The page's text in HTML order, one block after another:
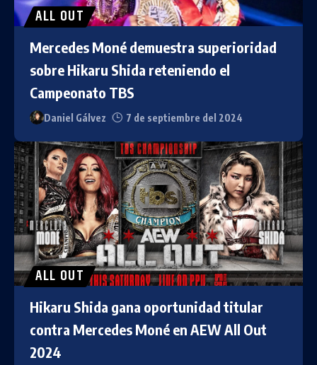
ALL OUT
Mercedes Moné demuestra superioridad
sobre Hikaru Shida reteniendo el
Campeonato TBS
Daniel Gálvez 7 de septiembre del 2024
ALL OUT
Hikaru Shida gana oportunidad titular
contra Mercedes Moné en AEW All Out
2024